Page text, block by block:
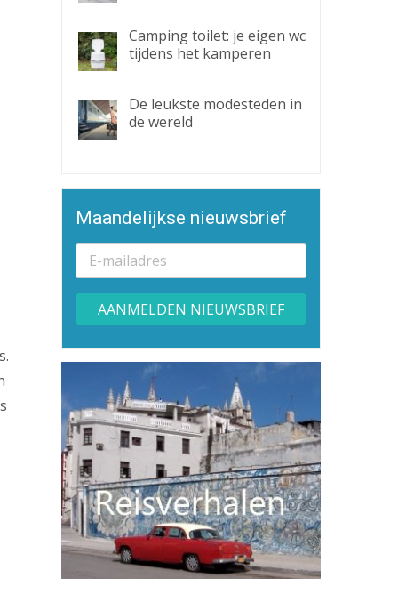
Camping toilet: je eigen wc
tijdens het kamperen
De leukste modesteden in
de wereld
Maandelijkse nieuwsbrief
Alternative: